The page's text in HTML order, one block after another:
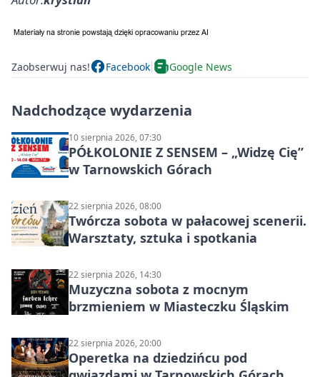
Zaobserwuj nas! Facebook Google News
Nadchodzące wydarzenia
10 sierpnia 2026, 07:30
PÓŁKOLONIE Z SENSEM – „Widzę Cię”
w Tarnowskich Górach
22 sierpnia 2026, 08:00
Twórcza sobota w pałacowej scenerii.
Warsztaty, sztuka i spotkania
22 sierpnia 2026, 14:30
Muzyczna sobota z mocnym
brzmieniem w Miasteczku Śląskim
22 sierpnia 2026, 20:00
Operetka na dziedzińcu pod